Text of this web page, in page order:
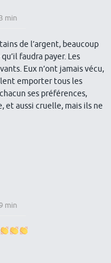
min
de l’argent, beaucoup
faudra payer. Les
Eux n’ont jamais vécu,
emporter tous les
ses préférences,
et aussi cruelle, mais ils ne
min